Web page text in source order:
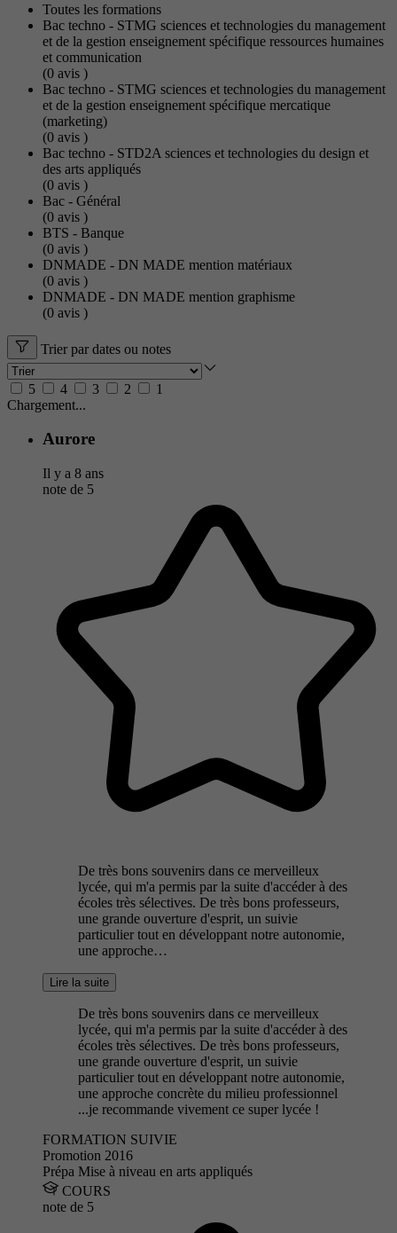
Toutes les formations
Bac techno - STMG sciences et technologies du management
et de la gestion enseignement spécifique ressources humaines
et communication
(0 avis )
Bac techno - STMG sciences et technologies du management
et de la gestion enseignement spécifique mercatique
(marketing)
(0 avis )
Bac techno - STD2A sciences et technologies du design et
des arts appliqués
(0 avis )
Bac - Général
(0 avis )
BTS - Banque
(0 avis )
DNMADE - DN MADE mention matériaux
(0 avis )
DNMADE - DN MADE mention graphisme
(0 avis )
Trier par dates ou notes
5 4 3 2
1
Chargement...
Aurore
Il y a 8 ans
note de 5
De très bons souvenirs dans ce merveilleux
lycée, qui m'a permis par la suite d'accéder à des
écoles très sélectives. De très bons professeurs,
une grande ouverture d'esprit, un suivie
particulier tout en développant notre autonomie,
une approche…
Lire la suite
De très bons souvenirs dans ce merveilleux
lycée, qui m'a permis par la suite d'accéder à des
écoles très sélectives. De très bons professeurs,
une grande ouverture d'esprit, un suivie
particulier tout en développant notre autonomie,
une approche concrète du milieu professionnel
...je recommande vivement ce super lycée !
FORMATION SUIVIE
Promotion 2016
Prépa Mise à niveau en arts appliqués
COURS
note de 5